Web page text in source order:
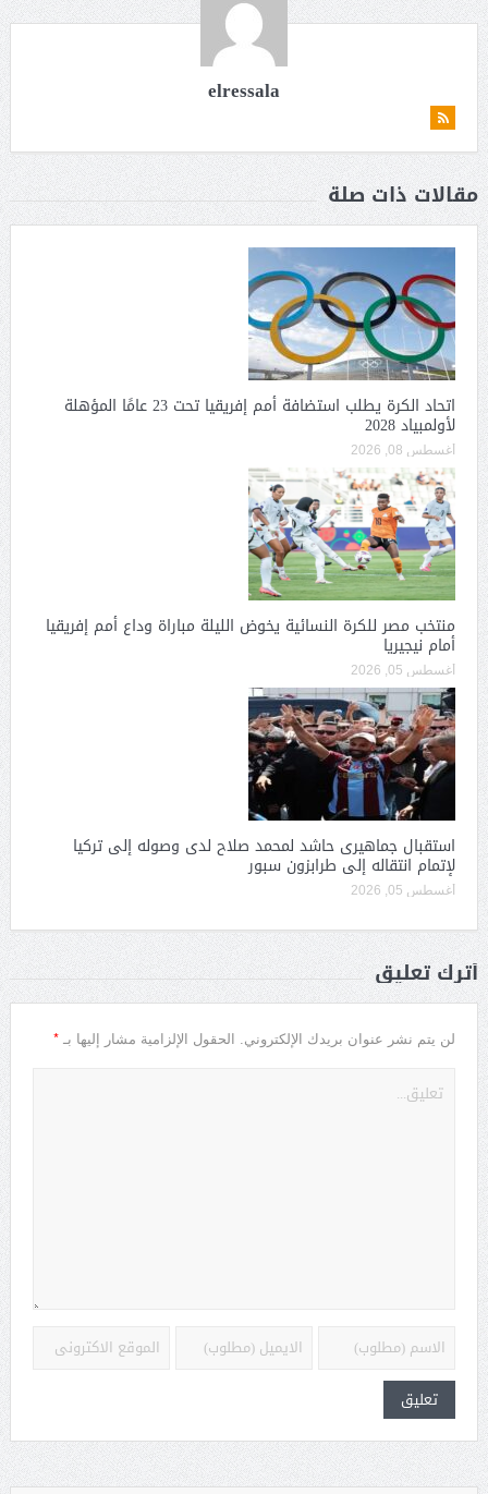
elressala
مقالات ذات صلة
اتحاد الكرة يطلب استضافة أمم إفريقيا تحت 23 عامًا المؤهلة
لأولمبياد 2028
أغسطس 08, 2026
منتخب مصر للكرة النسائية يخوض الليلة مباراة وداع أمم إفريقيا
أمام نيجيريا
أغسطس 05, 2026
استقبال جماهيرى حاشد لمحمد صلاح لدى وصوله إلى تركيا
لإتمام انتقاله إلى طرابزون سبور
أغسطس 05, 2026
أترك تعليق
لن يتم نشر عنوان بريدك الإلكتروني. الحقول الإلزامية مشار إليها بـ *